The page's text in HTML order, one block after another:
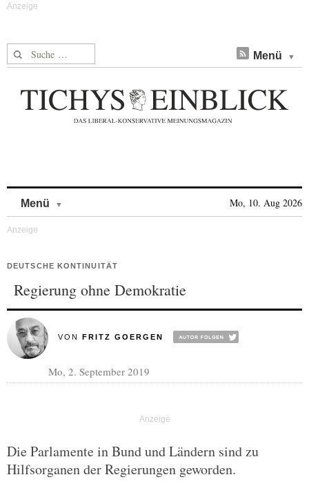
Suche nach: Menü
Menü Mo, 10. Aug 2026
DEUTSCHE KONTINUITÄT
Regierung ohne Demokratie
VON FRITZ GOERGEN
Mo, 2. September 2019
Die Parlamente in Bund und Ländern sind zu
Hilfsorganen der Regierungen geworden.